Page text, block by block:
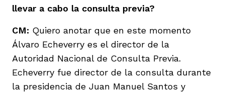
llevar a cabo la consulta previa?
CM: Quiero anotar que en este momento
Álvaro Echeverry es el director de la
Autoridad Nacional de Consulta Previa.
Echeverry fue director de la consulta durante
la presidencia de Juan Manuel Santos y